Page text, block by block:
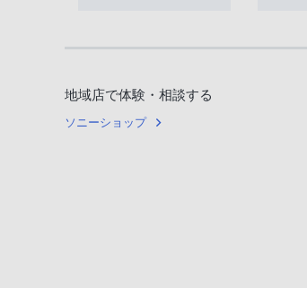
地域店で体験・相談する
ソニーショップ